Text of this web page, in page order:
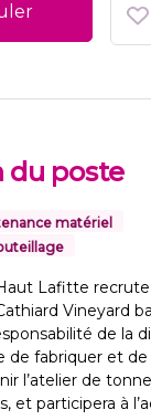
du poste
matériel
Lafitte
Vineyard
de la
de fabriquer et
l’atelier de
et participera à